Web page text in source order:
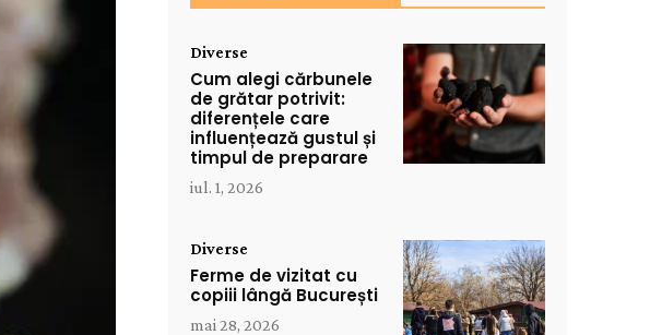
Diverse
Cum alegi cărbunele
de grătar potrivit:
diferențele care
influențează gustul și
timpul de preparare
iul. 1, 2026
Diverse
Ferme de vizitat cu
copiii lângă București
mai 28, 2026